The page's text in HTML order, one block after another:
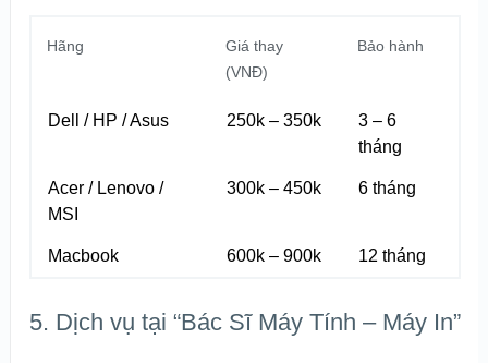
Hãng
Giá thay
(VNĐ)
Bảo hành
Dell / HP / Asus 250k – 350k
3 – 6
tháng
Acer / Lenovo /
MSI
300k – 450k 6 tháng
Macbook 600k – 900k 12 tháng
5. Dịch vụ tại “Bác Sĩ Máy Tính – Máy In”